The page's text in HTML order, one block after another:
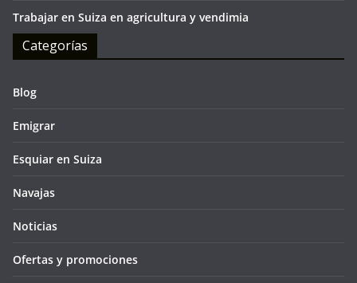
Trabajar en Suiza en agricultura y vendimia
Categorías
Blog
Emigrar
Esquiar en Suiza
Navajas
Noticias
Ofertas y promociones